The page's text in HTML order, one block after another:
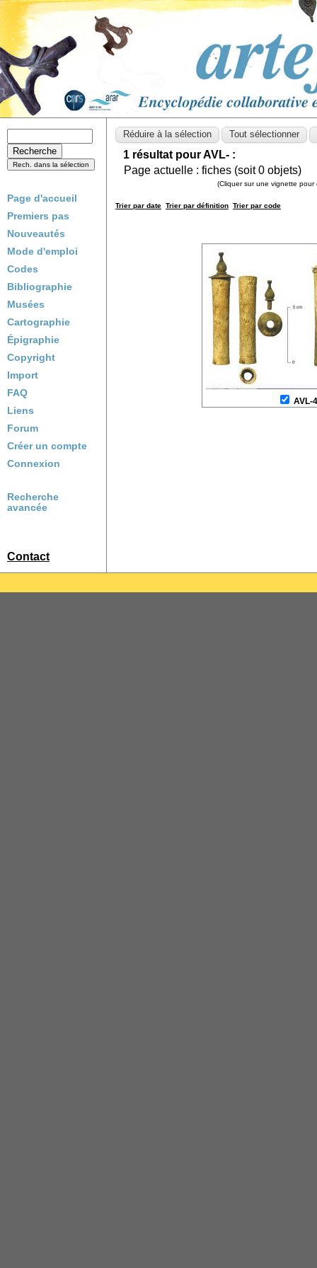
Page d'accueil
Premiers pas
Nouveautés
Mode d'emploi
Codes
Bibliographie
Musées
Cartographie
Épigraphie
Copyright
Import
FAQ
Liens
Forum
Créer un compte
Connexion
Recherche
avancée
Contact
1 résultat pour AVL- :
Page actuelle : fiches (soit0 objets)
(Cliquer sur une vignette
Trier par date Trier par définition Trier par code
AVL-